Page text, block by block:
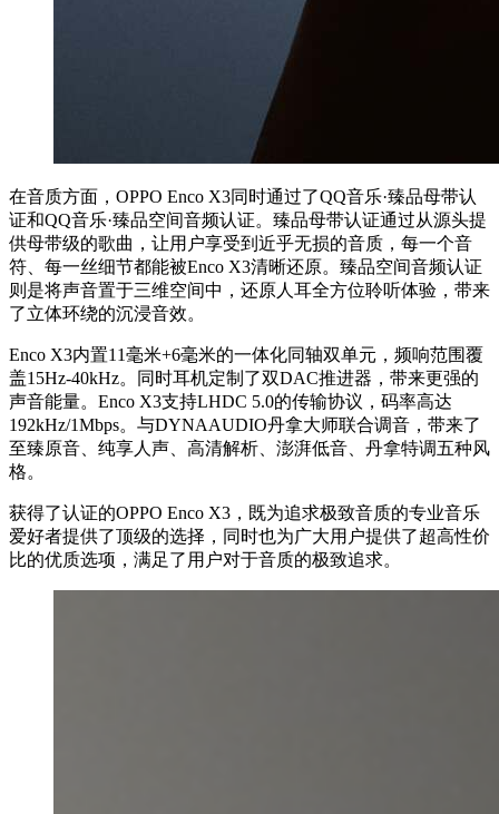
在音质方面，OPPO Enco X3同时通过了QQ音乐·臻品母带认
证和QQ音乐·臻品空间音频认证。臻品母带认证通过从源头提
供母带级的歌曲，让用户享受到近乎无损的音质，每一个音
符、每一丝细节都能被Enco X3清晰还原。臻品空间音频认证
则是将声音置于三维空间中，还原人耳全方位聆听体验，带来
了立体环绕的沉浸音效。
Enco X3内置11毫米+6毫米的一体化同轴双单元，频响范围覆
盖15Hz-40kHz。同时耳机定制了双DAC推进器，带来更强的
声音能量。Enco X3支持LHDC 5.0的传输协议，码率高达
192kHz/1Mbps。与DYNAAUDIO丹拿大师联合调音，带来了
至臻原音、纯享人声、高清解析、澎湃低音、丹拿特调五种风
格。
获得了认证的OPPO Enco X3，既为追求极致音质的专业音乐
爱好者提供了顶级的选择，同时也为广大用户提供了超高性价
比的优质选项，满足了用户对于音质的极致追求。